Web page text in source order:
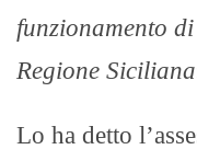
funzionamento
Regione Siciliana
Lo ha detto